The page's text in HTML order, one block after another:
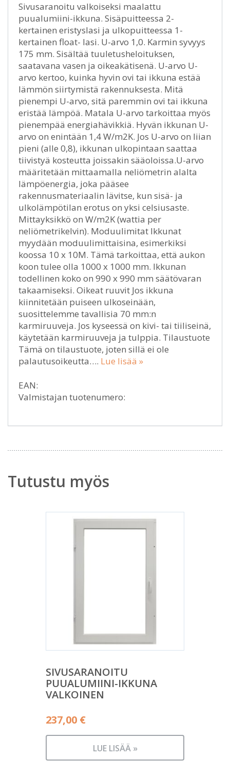
Sivusaranoitu valkoiseksi maalattu
puualumiini-ikkuna. Sisäpuitteessa 2-
kertainen eristyslasi ja ulkopuitteessa 1-
kertainen float- lasi. U-arvo 1,0. Karmin syvyys
175 mm. Sisältää tuuletusheloituksen,
saatavana vasen ja oikeakätisenä. U-arvo U-
arvo kertoo, kuinka hyvin ovi tai ikkuna estää
lämmön siirtymistä rakennuksesta. Mitä
pienempi U-arvo, sitä paremmin ovi tai ikkuna
eristää lämpöä. Matala U-arvo tarkoittaa myös
pienempää energiahävikkiä. Hyvän ikkunan U-
arvo on enintään 1,4 W/m2K. Jos U-arvo on liian
pieni (alle 0,8), ikkunan ulkopintaan saattaa
tiivistyä kosteutta joissakin sääoloissa.U-arvo
määritetään mittaamalla neliömetrin alalta
lämpöenergia, joka pääsee
rakennusmateriaalin lävitse, kun sisä- ja
ulkolämpötilan erotus on yksi celsiusaste.
Mittayksikkö on W/m2K (wattia per
neliömetrikelvin). Moduulimitat Ikkunat
myydään moduulimittaisina, esimerkiksi
koossa 10 x 10M. Tämä tarkoittaa, että aukon
koon tulee olla 1000 x 1000 mm. Ikkunan
todellinen koko on 990 x 990 mm säätövaran
takaamiseksi. Oikeat ruuvit Jos ikkuna
kiinnitetään puiseen ulkoseinään,
suosittelemme tavallisia 70 mm:n
karmiruuveja. Jos kyseessä on kivi- tai tiiliseinä,
käytetään karmiruuveja ja tulppia. Tilaustuote
Tämä on tilaustuote, joten sillä ei ole
palautusoikeutta…. Lue lisää »
EAN:
Valmistajan tuotenumero:
Tutustu myös
SIVUSARANOITU
PUUALUMIINI-IKKUNA
VALKOINEN
237,00 €
LUE LISÄÄ »